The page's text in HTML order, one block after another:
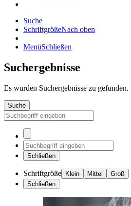
Suche
SchriftgrößeNach oben
MenüSchließen
Suchergebnisse
Es wurden Suchergebnisse zu gefunden.
Suche
Schließen
Schriftgröße Klein Mittel
Groß
Schließen